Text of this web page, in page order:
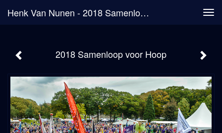
Henk Van Nunen - 2018 Samenloop Voor Hoop
2018 Samenloop voor Hoop